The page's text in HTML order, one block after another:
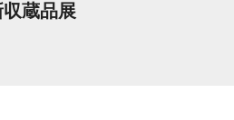
収蔵品展